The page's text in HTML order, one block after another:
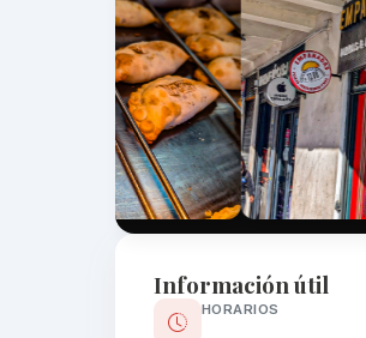
Información útil
HORARIOS